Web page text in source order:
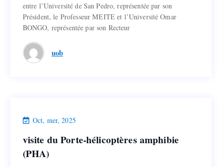
entre l’Université de San Pedro, représentée par son
Président, le Professeur MEITE et l’Université Omar
BONGO, représentée par son Recteur
uob
entre l’Université de San Pedro, représentée par son
Président, le Professeur MEITE et l’Université Omar
BONGO, représentée par son Recteur
Oct, mer, 2025
visite du Porte-hélicoptères amphibie
(PHA)
Actualités et Événements FLSH
visite du Porte-hélicoptères amphibie